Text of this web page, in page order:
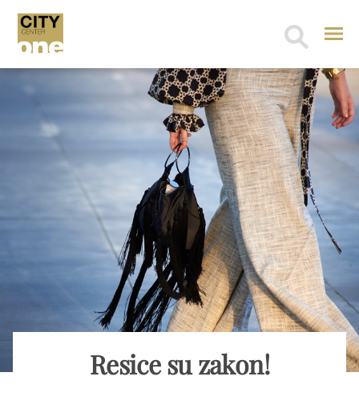
Search
Resice su zakon!